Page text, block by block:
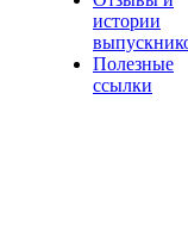
истории
Полезные
ссылки